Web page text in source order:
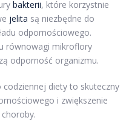
bakterii, które korzystnie
jelita są niezbędne do
odpornościowego.
równowagi mikroflory
odporność organizmu.
diety to skuteczny
i zwiększenie